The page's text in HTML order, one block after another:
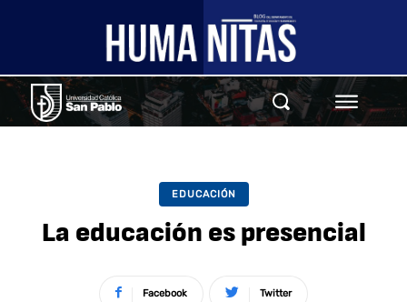
EDUCACIÓN
La educación es presencial
Facebook Twitter